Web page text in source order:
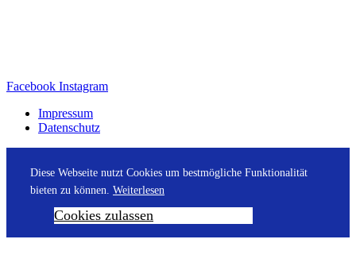
Facebook Instagram
Impressum
Datenschutz
Diese Webseite nutzt Cookies um bestmögliche Funktionalität
bieten zu können. Weiterlesen
Cookies zulassen